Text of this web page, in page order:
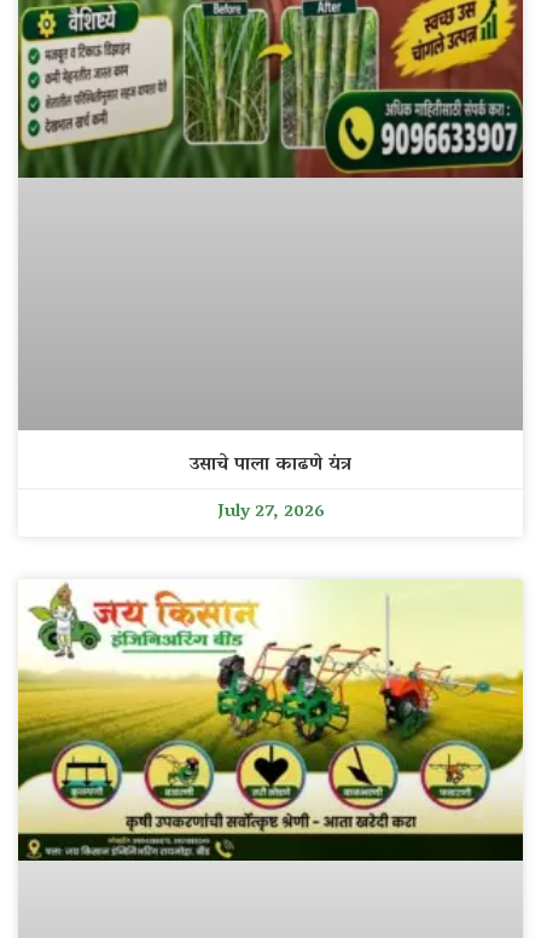
उसाचे पाला काढणे यंत्र
July 27, 2026